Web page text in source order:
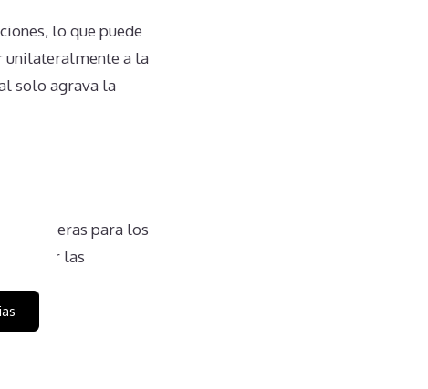
lo que puede
unilateralmente a la
solo agrava la
financieras para los
asumir las